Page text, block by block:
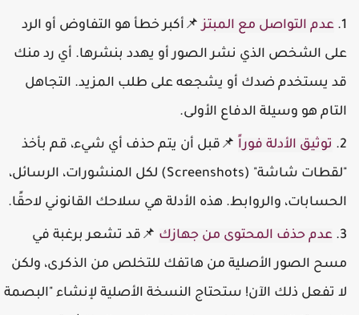
عدم التواصل مع المبتز📌أكبر خطأ هو التفاوض أو الرد
الشخص الذي نشر الصور أو يهدد بنشرها. أي رد منك
يستخدم ضدك أو يشجعه على طلب المزيد. التجاهل
هو وسيلة الدفاع الأولى.
توثيق الأدلة فوراً📌قبل أن يتم حذف أي شيء، قم بأخذ
"لقطات شاشة" (Screenshots) لكل المنشورات، الرسائل،
والروابط. هذه الأدلة هي سلاحك القانوني لاحقًا.
عدم حذف المحتوى من جهازك📌قد تشعر برغبة في
الصور الأصلية من هاتفك للتخلص من الذكرى، ولكن
تفعل ذلك الآن! ستحتاج النسخة الأصلية لإنشاء "البصمة